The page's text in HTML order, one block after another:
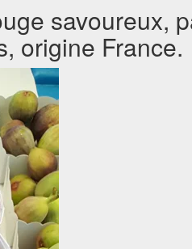
savoureux,
origine France.